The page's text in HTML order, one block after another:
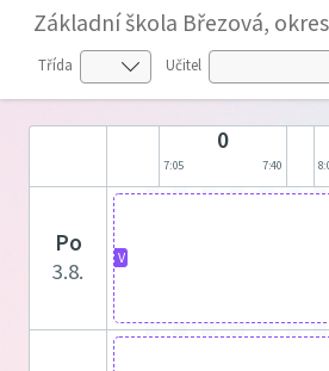
Základní škola Březová,
Třída Učitel
0
7:05 7:40
po
3.8.
V